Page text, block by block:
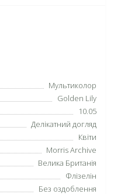
Мультиколор
Golden Lily
10.05
Делікатний догляд
Квіти
Morris Archive
Велика Британія
Флізелін
Без оздоблення